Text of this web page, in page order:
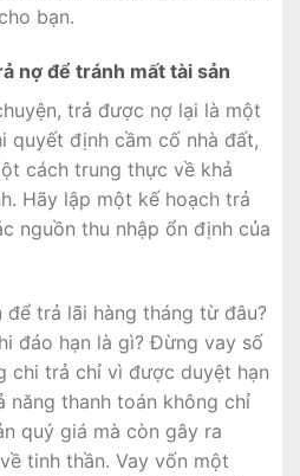
bạn.
nợ để tránh mất tài sản
trả được nợ lại là một
quyết định cầm cố nhà đất,
cách trung thực về khả
Hãy lập một kế hoạch trả
nguồn thu nhập ổn định của
trả lãi hàng tháng từ đâu?
đáo hạn là gì? Đừng vay số
chi trả chỉ vì được duyệt hạn
năng thanh toán không chỉ
quý giá mà còn gây ra
tinh thần. Vay vốn một